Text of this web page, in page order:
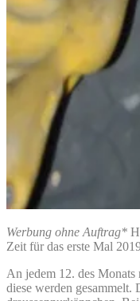
Werbung ohne Auftrag*
Zeit für das erste Mal
An jedem 12. des
diese werden